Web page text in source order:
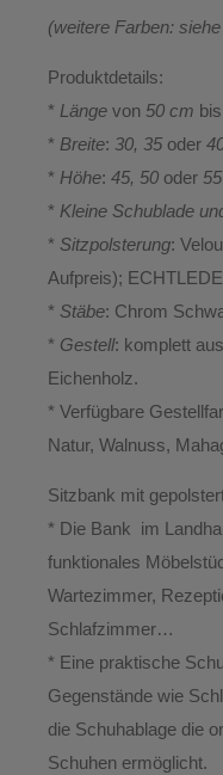
(weitere Farben:
Produktdetails:
* Länge von 50 cm bis
* Breite: 30, 35 oder
* Höhe: 45, 50 oder
* Kleine Schublade
* Sitzpolsterung:
Aufpreis);
* Stäbe: Chrom
* Gestell: komplett
Eichenholz.
* Verfügbare
Natur, Walnuss,
Sitzbank mit
* Die Bank im
funktionales
Wartezimmer,
Schlafzimmer…
* Eine praktische
Gegenstände wie
die Schuhablage die
Schuhen ermöglicht.